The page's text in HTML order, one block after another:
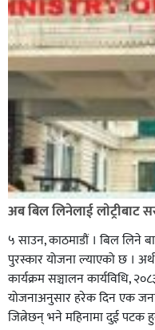
अब बिल लिनेलाई लाेट्रीबाट
५ साउन, काठमाडौं । बिल लिने
पुरस्कार योजना ल्याएको छ ।
कार्यक्रम सञ्चालन कार्यविधि,
योजनाअनुसार हरेक दिन एक
जित्नेछन् भने महिनामा दुई पटक